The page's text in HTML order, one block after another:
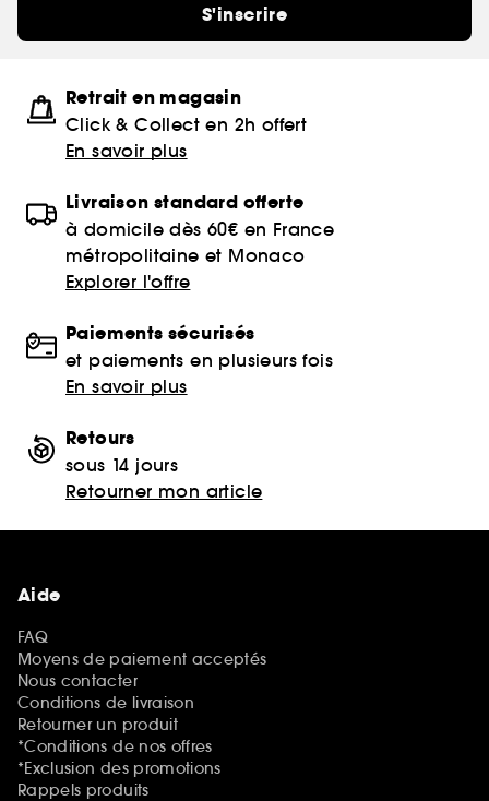
S'inscrire
Retrait en magasin
Click & Collect en 2h offert
En savoir plus
Livraison standard offerte
à domicile dès 60€ en France
métropolitaine et Monaco
Explorer l'offre
Paiements sécurisés
et paiements en plusieurs fois
En savoir plus
Retours
sous 14 jours
Retourner mon article
Aide
FAQ
Moyens de paiement acceptés
Nous contacter
Conditions de livraison
Retourner un produit
*Conditions de nos offres
*Exclusion des promotions
Rappels produits